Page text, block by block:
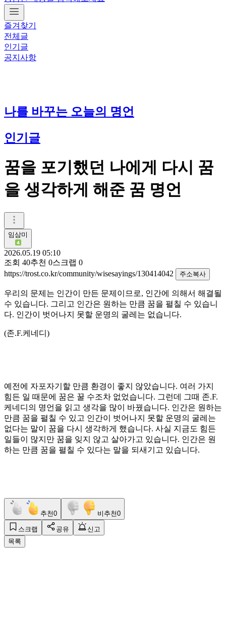
즐겨찾기
전체글
인기글
공지사항
나를 바꾸는 오늘의 명언
인기글
꿈을 포기했던 나에게 다시 꿈
을 생각하게 해준 꿈 명언
임삼미
2026.05.19 05:10
조회 40추천 0스크랩 0
https://trost.co.kr/community/wisesayings/130414042
주소복사
우리의 문제는 인간이 만든 문제이므로, 인간에 의해서 해결될
수 있습니다. 그리고 인간은 원하는 만큼 꿈을 펼칠 수 있습니
다. 인간이 벗어나지 못할 운명의 굴레는 없습니다.
(존.F.케네디)
예전에 자포자기할 만큼 환경이 좋지 않았습니다. 여러 가지
힘든 일 때문에 꿈은 꿀 수조차 없었습니다. 그런데 그때 존.F.
케네디의 명언을 읽고 생각을 많이 바꿨습니다. 인간은 원하는
만큼 꿈을 펼칠 수 있고 인간이 벗어나지 못할 운명의 굴레는
없다는 말이 꿈을 다시 생각하게 했습니다. 사실 지금도 힘든
일들이 많지만 꿈을 잊지 않고 살아가고 있습니다. 인간은 원
하는 만큼 꿈을 펼칠 수 있다는 말을 되새기고 있습니다.
추천0 비추천0
스크랩 공유
신고
목록